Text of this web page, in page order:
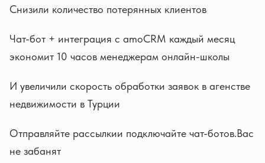
Снизили количество потерянных клиентов
Чат-бот + интеграция с amoCRM каждый месяц
экономит 10 часов менеджерам онлайн-школы
И увеличили скорость обработки заявок в агенстве
недвижимости в Турции
Отправляйте рассылкии подключайте чат-ботов.Вас
не забанят